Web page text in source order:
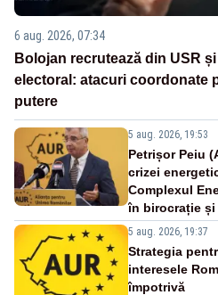
6 aug. 2026, 07:34
Bolojan recrutează din USR
electoral: atacuri coordonate
putere
5 aug. 2026, 19:53
Petrișor Peiu
crizei
Complexul
în birocrație
5 aug. 2026, 19:37
Strategia
interesele
împotrivă